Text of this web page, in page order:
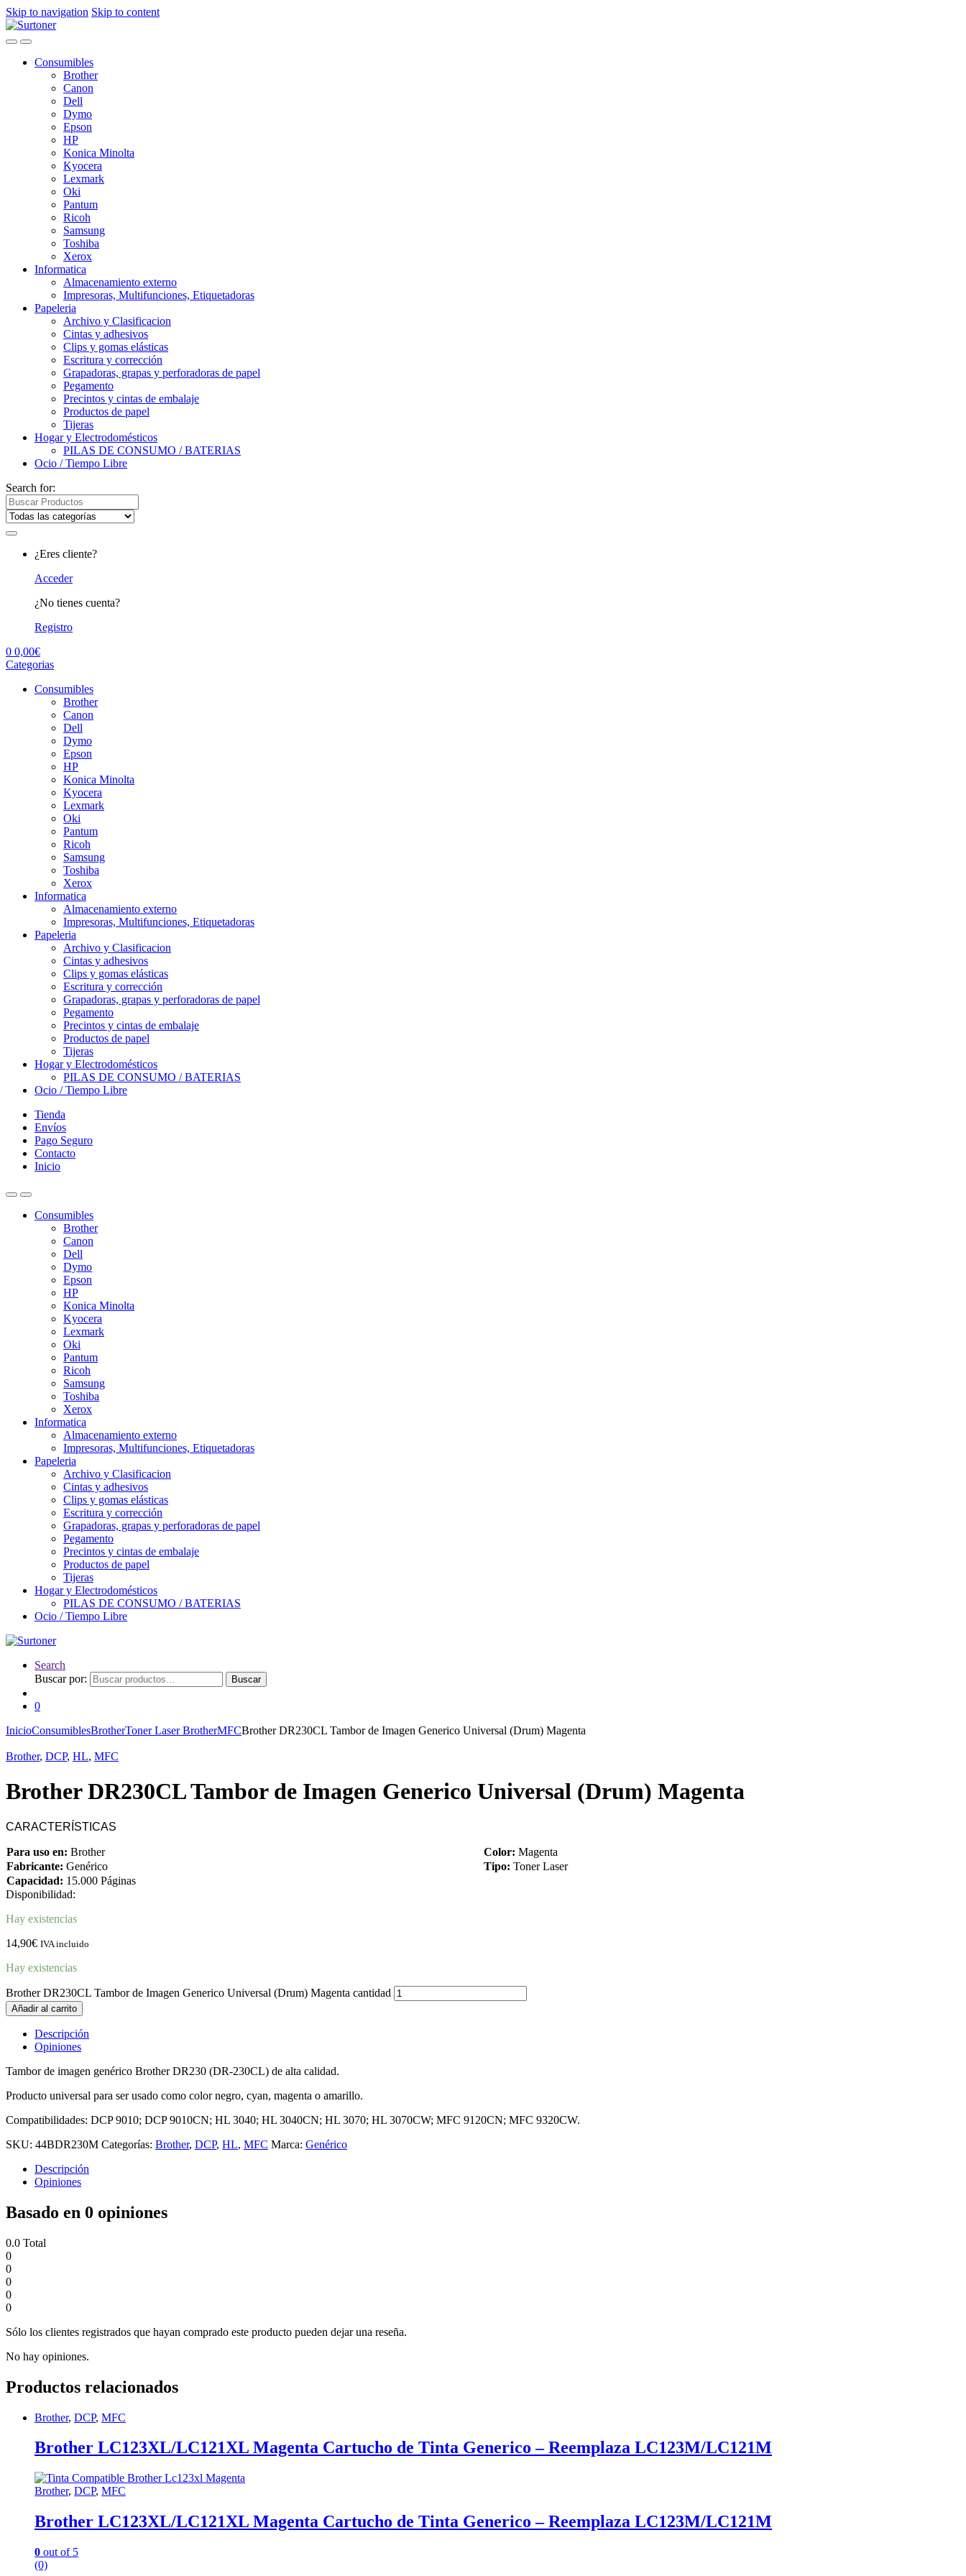
Skip to navigation Skip to content
Consumibles
Brother
Canon
Dell
Dymo
Epson
HP
Konica Minolta
Kyocera
Lexmark
Oki
Pantum
Ricoh
Samsung
Toshiba
Xerox
Informatica
Almacenamiento externo
Impresoras, Multifunciones, Etiquetadoras
Papeleria
Archivo y Clasificacion
Cintas y adhesivos
Clips y gomas elásticas
Escritura y corrección
Grapadoras, grapas y perforadoras de papel
Pegamento
Precintos y cintas de embalaje
Productos de papel
Tijeras
Hogar y Electrodomésticos
PILAS DE CONSUMO / BATERIAS
Ocio / Tiempo Libre
Search for:
¿Eres cliente?
Acceder
¿No tienes cuenta?
Registro
0 0,00€
Categorias
Consumibles
Brother
Canon
Dell
Dymo
Epson
HP
Konica Minolta
Kyocera
Lexmark
Oki
Pantum
Ricoh
Samsung
Toshiba
Xerox
Informatica
Almacenamiento externo
Impresoras, Multifunciones, Etiquetadoras
Papeleria
Archivo y Clasificacion
Cintas y adhesivos
Clips y gomas elásticas
Escritura y corrección
Grapadoras, grapas y perforadoras de papel
Pegamento
Precintos y cintas de embalaje
Productos de papel
Tijeras
Hogar y Electrodomésticos
PILAS DE CONSUMO / BATERIAS
Ocio / Tiempo Libre
Tienda
Envíos
Pago Seguro
Contacto
Inicio
Consumibles
Brother
Canon
Dell
Dymo
Epson
HP
Konica Minolta
Kyocera
Lexmark
Oki
Pantum
Ricoh
Samsung
Toshiba
Xerox
Informatica
Almacenamiento externo
Impresoras, Multifunciones, Etiquetadoras
Papeleria
Archivo y Clasificacion
Cintas y adhesivos
Clips y gomas elásticas
Escritura y corrección
Grapadoras, grapas y perforadoras de papel
Pegamento
Precintos y cintas de embalaje
Productos de papel
Tijeras
Hogar y Electrodomésticos
PILAS DE CONSUMO / BATERIAS
Ocio / Tiempo Libre
Search
Buscar por:
Buscar
0
InicioConsumiblesBrotherToner Laser BrotherMFCBrother DR230CL Tambor de Imagen Generico Universal (Drum) Magenta
Brother, DCP, HL, MFC
Brother DR230CL Tambor de Imagen Generico Universal (Drum) Magenta
CARACTERÍSTICAS
Para uso en: Brother Color: Magenta
Fabricante: Genérico Tipo: Toner Laser
Capacidad: 15.000 Páginas
Disponibilidad:
Hay existencias
14,90€ IVA incluido
Hay existencias
Brother DR230CL Tambor de Imagen Generico Universal (Drum) Magenta cantidad
Añadir al carrito
Descripción
Opiniones
Tambor de imagen genérico Brother DR230 (DR-230CL) de alta calidad.
Producto universal para ser usado como color negro, cyan, magenta o amarillo.
Compatibilidades: DCP 9010; DCP 9010CN; HL 3040; HL 3040CN; HL 3070; HL 3070CW; MFC 9120CN; MFC 9320CW.
SKU: 44BDR230M Categorías: Brother, DCP, HL, MFC Marca: Genérico
Descripción
Opiniones
Basado en 0 opiniones
0.0 Total
0
0
0
0
0
Sólo los clientes registrados que hayan comprado este producto pueden dejar una reseña.
No hay opiniones.
Productos relacionados
Brother, DCP, MFC
Brother LC123XL/LC121XL Magenta Cartucho de Tinta Generico – Reemplaza LC123M/LC121M
Brother, DCP, MFC
Brother LC123XL/LC121XL Magenta Cartucho de Tinta Generico – Reemplaza LC123M/LC121M
0 out of 5
(0)